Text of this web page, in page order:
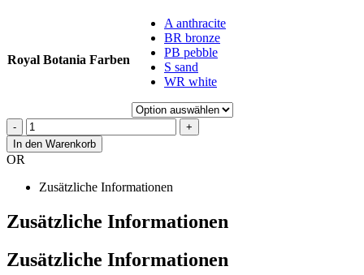
CHF499.00
Royal Botania Farben
A anthracite
BR bronze
PB pebble
S sand
WR white
-
+
In den Warenkorb
OR
Zusätzliche Informationen
Zusätzliche Informationen
Zusätzliche Informationen